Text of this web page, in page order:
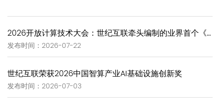
发布时间：2026-07-22
世纪互联荣获2026中国智算产业AI基础设施创新奖
发布时间：2026-07-03